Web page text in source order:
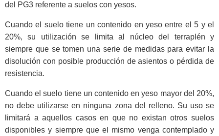
del PG3 referente a suelos con yesos.
Cuando el suelo tiene un contenido en yeso entre el 5 y el
20%, su utilización se limita al núcleo del terraplén y
siempre que se tomen una serie de medidas para evitar la
disolución con posible producción de asientos o pérdida de
resistencia.
Cuando el suelo tiene un contenido en yeso mayor del 20%,
no debe utilizarse en ninguna zona del relleno. Su uso se
limitará a aquellos casos en que no existan otros suelos
disponibles y siempre que el mismo venga contemplado y